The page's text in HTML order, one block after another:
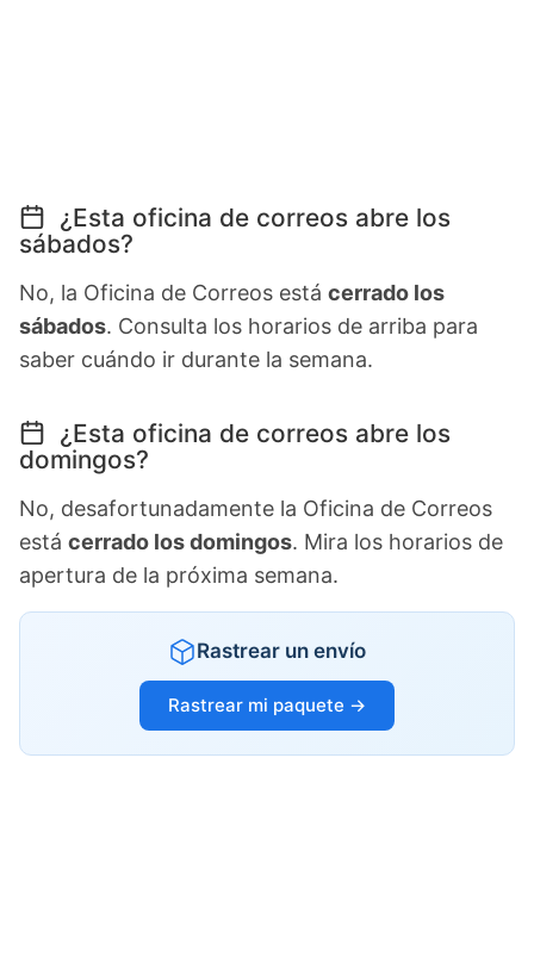
¿Esta oficina de correos abre los
sábados?
No, la Oficina de Correos está cerrado los
sábados. Consulta los horarios de arriba para
saber cuándo ir durante la semana.
¿Esta oficina de correos abre los
domingos?
No, desafortunadamente la Oficina de Correos
está cerrado los domingos. Mira los horarios de
apertura de la próxima semana.
Rastrear un envío
Rastrear mi paquete →